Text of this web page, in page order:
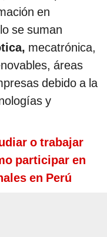
en
se suman
mecatrónica,
áreas
debido a la
y
o trabajar
participar en
en Perú